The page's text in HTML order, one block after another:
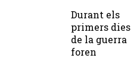
Durant els
primers dies
de la guerra
foren